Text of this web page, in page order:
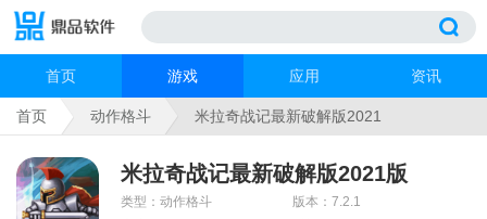
首页 游戏 应用 资讯
首页 动作格斗 米拉奇战记最新破解版2021
米拉奇战记最新破解版2021版
类型：动作格斗
版本：7.2.1